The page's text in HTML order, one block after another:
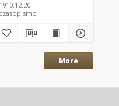
1910.12.20
czasopismo
More